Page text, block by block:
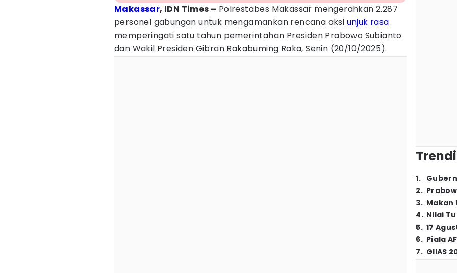
Makassar, IDN Times – Polrestabes Makassar mengerahkan 2.287
personel gabungan untuk mengamankan rencana aksi unjuk rasa
memperingati satu tahun pemerintahan Presiden Prabowo Subianto
dan Wakil Presiden Gibran Rakabuming Raka, Senin (20/10/2025).
1.
2.
3. Makan
4. Nilai
5. 17
6. Piala
7. GIIAS